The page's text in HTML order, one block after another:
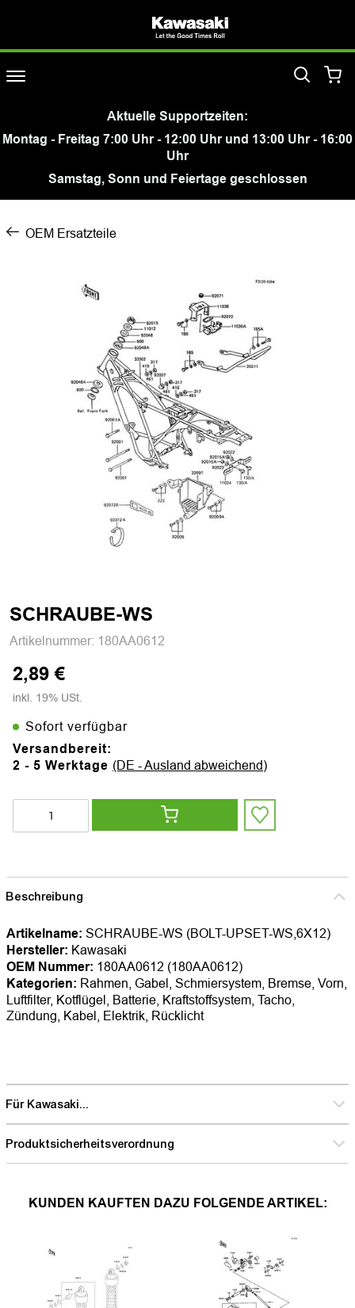
Aktuelle Supportzeiten:
Montag - Freitag 7:00 Uhr - 12:00 Uhr und 13:00 Uhr - 16:00
Uhr
Samstag, Sonn und Feiertage geschlossen
OEM Ersatzteile
SCHRAUBE-WS
Artikelnummer: 180AA0612
2,89 €
inkl. 19% USt.
Sofort verfügbar
Versandbereit:
2 - 5 Werktage (DE - Ausland abweichend)
Beschreibung
Artikelname: SCHRAUBE-WS (BOLT-UPSET-WS,6X12)
Hersteller: Kawasaki
OEM Nummer: 180AA0612 (180AA0612)
Kategorien: Rahmen, Gabel, Schmiersystem, Bremse, Vorn,
Luftfilter, Kotflügel, Batterie, Kraftstoffsystem, Tacho,
Zündung, Kabel, Elektrik, Rücklicht
Für Kawasaki...
Produktsicherheitsverordnung
KUNDEN KAUFTEN DAZU FOLGENDE ARTIKEL: